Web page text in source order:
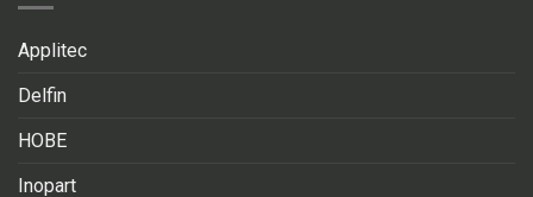
Applitec
Delfin
HOBE
Inopart